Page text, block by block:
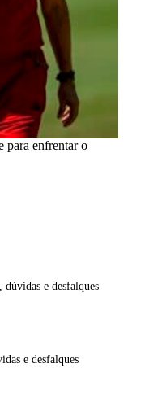
para enfrentar o
dúvidas e desfalques
e desfalques